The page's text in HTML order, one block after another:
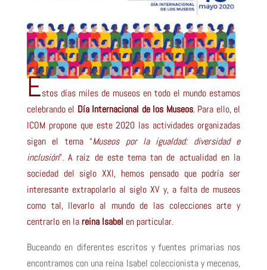
Estos días miles de museos en todo el mundo estamos
celebrando el Día Internacional de los Museos. Para ello, el
ICOM propone que este 2020 las actividades organizadas
sigan el tema “Museos por la igualdad: diversidad e
inclusión”. A raíz de este tema tan de actualidad en la
sociedad del siglo XXI, hemos pensado que podría ser
interesante extrapolarlo al siglo XV y, a falta de museos
como tal, llevarlo al mundo de las colecciones arte y
centrarlo en la reina Isabel en particular.
Buceando en diferentes escritos y fuentes primarias nos
encontramos con una reina Isabel coleccionista y mecenas,